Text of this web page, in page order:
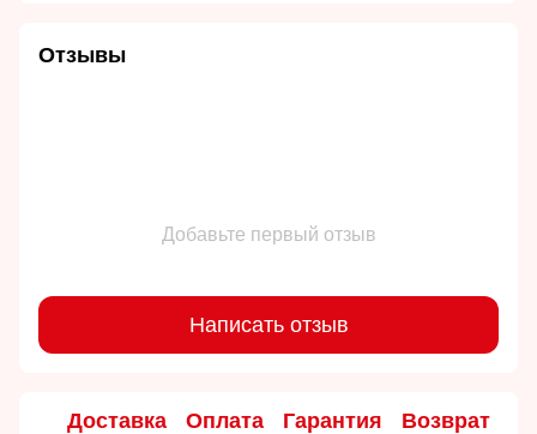
Отзывы
Добавьте первый отзыв
Написать отзыв
Доставка Оплата Гарантия Возврат